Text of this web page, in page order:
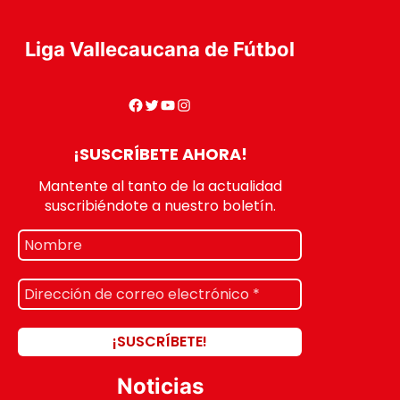
Liga Vallecaucana de Fútbol
¡SUSCRÍBETE AHORA!
Mantente al tanto de la actualidad
suscribiéndote a nuestro boletín.
Noticias